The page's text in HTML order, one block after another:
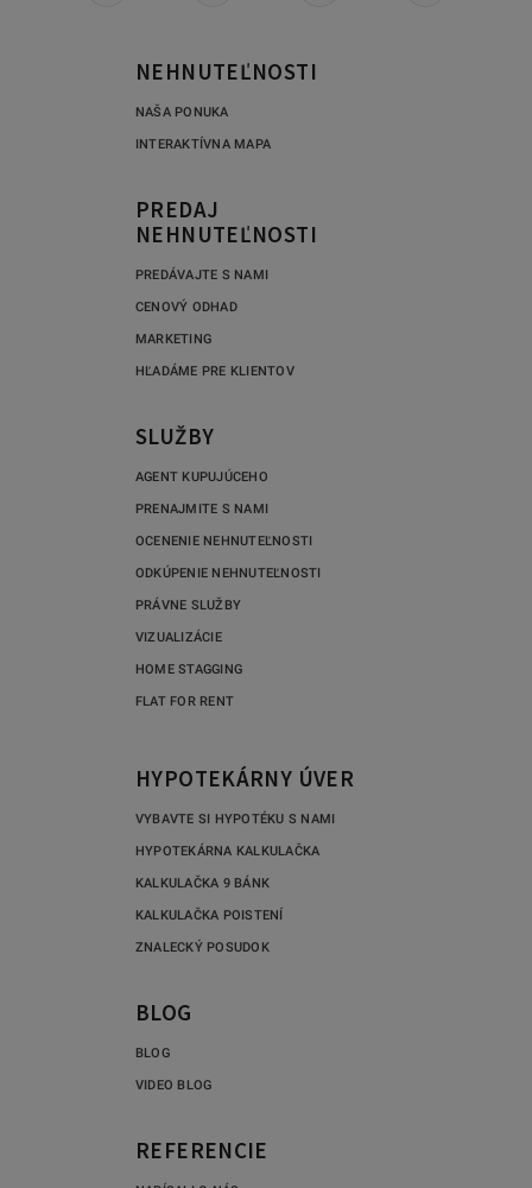
NEHNUTEĽNOSTI
NAŠA PONUKA
INTERAKTÍVNA MAPA
PREDAJ
NEHNUTEĽNOSTI
PREDÁVAJTE S NAMI
CENOVÝ ODHAD
MARKETING
HĽADÁME PRE KLIENTOV
SLUŽBY
AGENT KUPUJÚCEHO
PRENAJMITE S NAMI
OCENENIE NEHNUTEĽNOSTI
ODKÚPENIE NEHNUTEĽNOSTI
PRÁVNE SLUŽBY
VIZUALIZÁCIE
HOME STAGGING
FLAT FOR RENT
HYPOTEKÁRNY ÚVER
VYBAVTE SI HYPOTÉKU S NAMI
HYPOTEKÁRNA KALKULAČKA
KALKULAČKA 9 BÁNK
KALKULAČKA POISTENÍ
ZNALECKÝ POSUDOK
BLOG
BLOG
VIDEO BLOG
REFERENCIE